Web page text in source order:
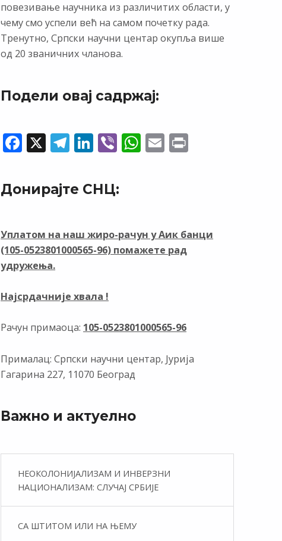
повезивање научника из различитих области, у
чему смо успели већ на самом почетку рада.
Тренутно, Српски научни центар окупља више
од 20 званичних чланова.
Подели овај садржај:
F
e
b
o
k
X T
e
gr
m
Li
k
e
n
Vi
er
W
p
p
E
Донирајте СНЦ:
Уплатом на наш жиро-рачун у Аик банци
(105-0523801000565-96) помажете рад
удружења.
Најсрдачније хвала !
Рачун примаоца: 105-0523801000565-96
Прималац: Српски научни центар, Јурија
Гагарина 227, 11070 Београд
Важно и актуелно
НЕОКОЛОНИЈАЛИЗАМ И ИНВЕРЗНИ
НАЦИОНАЛИЗАМ: СЛУЧАЈ СРБИЈЕ
СА ШТИТОМ ИЛИ НА ЊЕМУ